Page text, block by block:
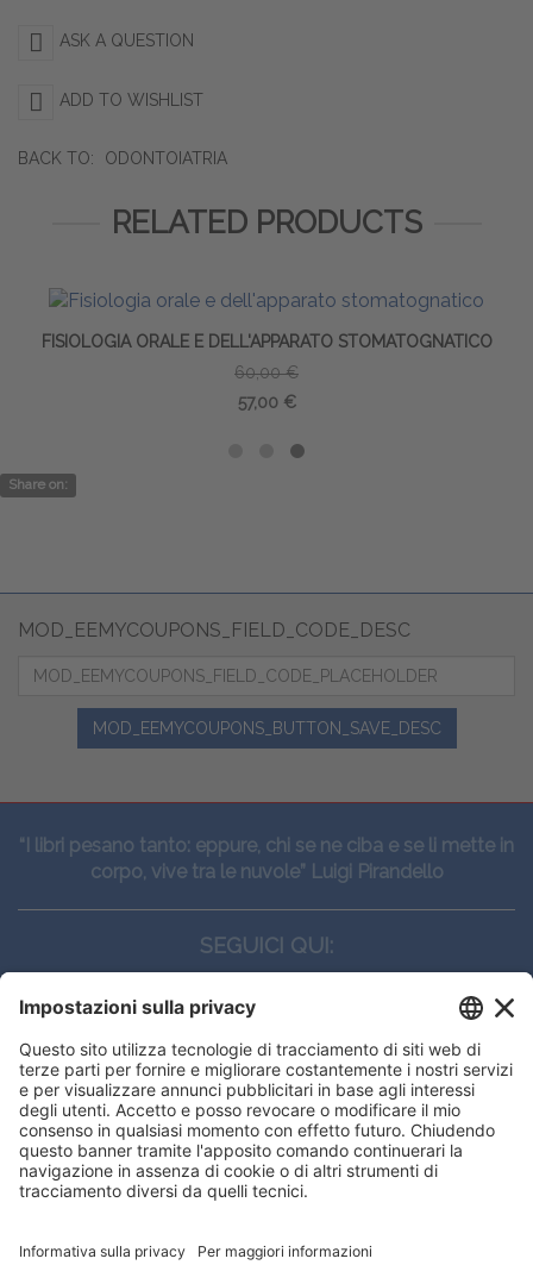
ASK A QUESTION
ADD TO WISHLIST
BACK TO: ODONTOIATRIA
RELATED PRODUCTS
FISIOLOGIA ORALE E DELL'APPARATO STOMATOGNATICO
60,00 €
57,00 €
Share on:
you get the best experience on our
MOD_EEMYCOUPONS_FIELD_CODE_DESC
MOD_EEMYCOUPONS_BUTTON_SAVE_DESC
“I libri pesano tanto: eppure, chi se ne ciba e se li mette in
corpo, vive tra le nuvole” Luigi Pirandello
SEGUICI QUI:
CONTATTI
Edi.Ermes srl
Viale E. Forlanini, 21 - 20134, Milano
(+39)027021121
E-mail:eeinfo@eenet.it